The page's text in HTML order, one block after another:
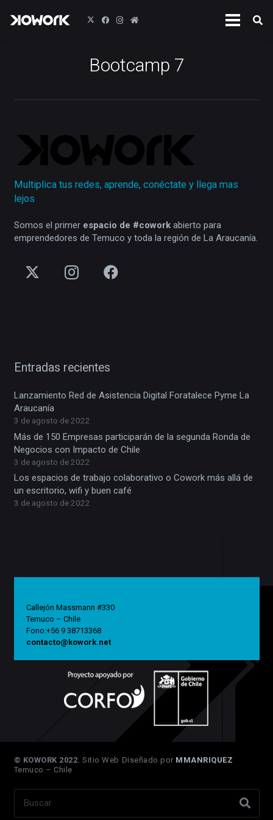
Bootcamp 7
Multiplica tus redes, aprende, conéctate y llega mas
lejos
Somos el primer espacio de #coworkabierto para
emprendedores de Temuco y toda la región de La Araucanía.
Entradas recientes
Lanzamiento Red de Asistencia Digital Foratalece Pyme La
Araucanía
3 de agosto de 2022
Más de 150 Empresas participarán de la segunda Ronda de
Negocios con Impacto de Chile
3 de agosto de 2022
Los espacios de trabajo colaborativo o Cowork más allá de
un escritorio, wifi y buen café
3 de agosto de 2022
Callejón Massmann #330
Temuco – Chile
Fono:+56 9 38713368
contacto@kowork.net
© KOWORK 2022. Sitio Web Diseñado por MMANRIQUEZ
Temuco – Chile